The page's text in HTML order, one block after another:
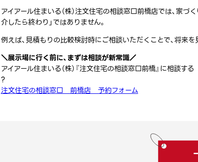
アイアール住まいる（株）注文住宅の相談窓口前橋店では、家づ
介したら終わり」ではありません。
例えば、見積もりの比較検討時にご相談いただくことで、将来を
＼展示場に行く前に、まずは相談が新常識／
アイアール住まいる（株）『注文住宅の相談窓口前橋』に相談する
?
注文住宅の相談窓口 前橋店 予約フォーム